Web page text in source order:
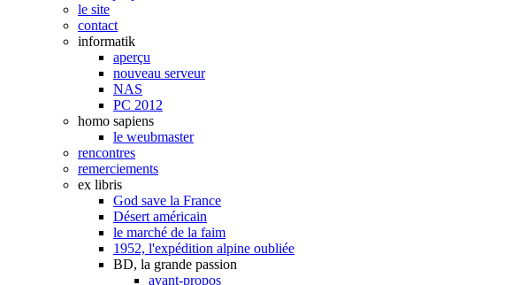
le site
contact
informatik
aperçu
nouveau serveur
NAS
PC 2012
homo sapiens
le weubmaster
rencontres
remerciements
ex libris
God save la France
Désert américain
le marché de la faim
1952, l'expédition alpine oubliée
BD, la grande passion
avant-propos